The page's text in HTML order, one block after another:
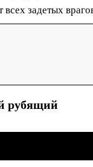
задетых
рубящий